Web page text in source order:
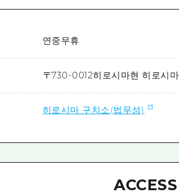
연중무휴
〒730-0012히로시마현 히로시
히로시마 구치소(법무성)
ACCESS